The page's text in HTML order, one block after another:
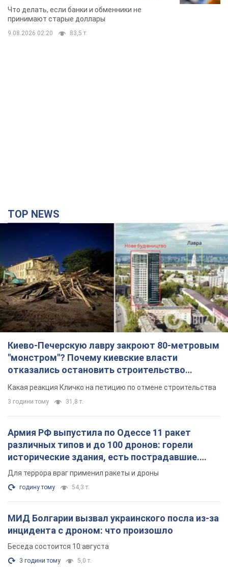
банки такие купюры
Что делать, если банки и обменники не
принимают старые доллары
9.08.2026 02:20 83,5 т.
TOP NEWS
Киево-Печерскую лавру закроют 80-метровым
"монстром"? Почему киевские власти
отказались остановить строительство
небоскреба "московского верующего"
Какая реакция Кличко на петицию по отмене строительства
3 години тому 31,8 т.
Армия РФ выпустила по Одессе 11 ракет
различных типов и до 100 дронов: горели
исторические здания, есть пострадавшие.
Фото и видео
Для террора враг применил ракеты и дроны
годину тому 54,3 т.
МИД Болгарии вызвал украинского посла из-за
инцидента с дроном: что произошло
Беседа состоится 10 августа
3 години тому 5,0 т.